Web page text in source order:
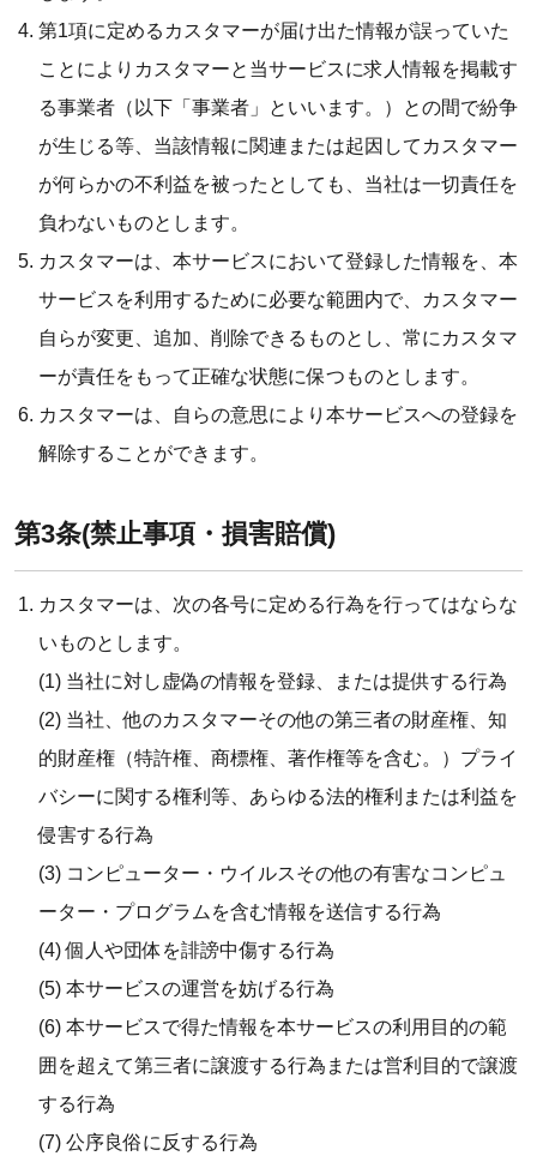
第1項に定めるカスタマーが届け出た情報が誤っていた
ことによりカスタマーと当サービスに求人情報を掲載す
る事業者（以下「事業者」といいます。）との間で紛争
が生じる等、当該情報に関連または起因してカスタマー
が何らかの不利益を被ったとしても、当社は一切責任を
負わないものとします。
カスタマーは、本サービスにおいて登録した情報を、本
サービスを利用するために必要な範囲内で、カスタマー
自らが変更、追加、削除できるものとし、常にカスタマ
ーが責任をもって正確な状態に保つものとします。
カスタマーは、自らの意思により本サービスへの登録を
解除することができます。
第3条(禁止事項・損害賠償)
カスタマーは、次の各号に定める行為を行ってはならな
いものとします。
(1) 当社に対し虚偽の情報を登録、または提供する行為
(2) 当社、他のカスタマーその他の第三者の財産権、知
的財産権（特許権、商標権、著作権等を含む。）プライ
バシーに関する権利等、あらゆる法的権利または利益を
侵害する行為
(3) コンピューター・ウイルスその他の有害なコンピュ
ーター・プログラムを含む情報を送信する行為
(4) 個人や団体を誹謗中傷する行為
(5) 本サービスの運営を妨げる行為
(6) 本サービスで得た情報を本サービスの利用目的の範
囲を超えて第三者に譲渡する行為または営利目的で譲渡
する行為
(7) 公序良俗に反する行為